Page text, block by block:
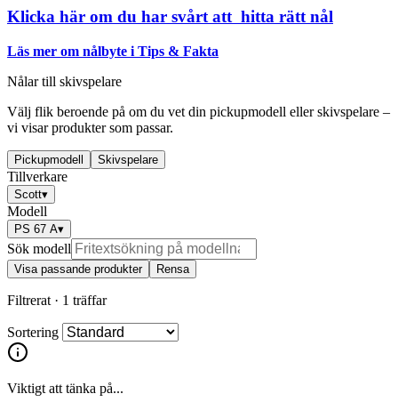
Klicka här om du har svårt att hitta rätt nål
Läs mer om nålbyte i Tips & Fakta
Nålar till skivspelare
Välj flik beroende på om du vet din pickupmodell eller skivspelare –
vi visar produkter som passar.
Pickupmodell Skivspelare
Tillverkare
Scott▾
Modell
PS 67 A▾
Sök modell
Visa passande produkter Rensa
Filtrerat · 1 träffar
Sortering
Viktigt att tänka på...